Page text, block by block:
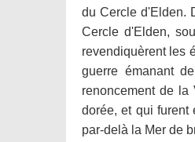
du Cercle d'Elden.
Cercle d'Elden,
revendiquèrent les
guerre émanant
renoncement de
dorée, et qui furent
par-delà la Mer de